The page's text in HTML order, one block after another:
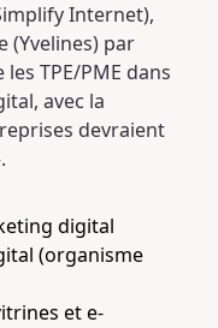
Internet),
(Yvelines) par
TPE/PME dans
avec la
devraient
digital
(organisme
et e-